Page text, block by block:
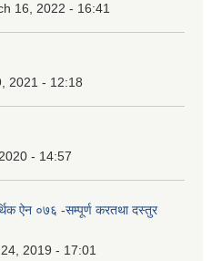
16, 2022 - 16:41
2021 - 12:18
- 14:57
ऐन ०७६ -सम्पूर्ण करतथा दस्तुर
2019 - 17:01